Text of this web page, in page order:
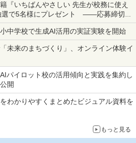
『いちばんやさしい 先生が校務に使え
選で5名様にプレゼント ――応募締切は
で
中学校で生成AI活用の実証実験を開始
未来のまちづくり」、オンライン体験イ
パイロット校の活用傾向と実践を集約し
開
わかりやすくまとめたビジュアル資料を
もっと見る